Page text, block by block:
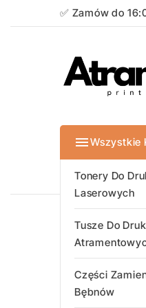
✅ Zamów do
Wszystkie
Tonery Do
Laserowych
Tusze Do
Części
Bębnów
Strona
New